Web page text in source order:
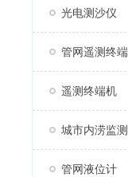
光电测沙仪
管网遥测终
遥测终端机
城市内涝监
管网液位计